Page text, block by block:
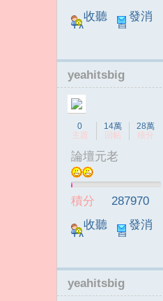
收聽
TA
發消
息
yeahitsbig
0
主題
14萬
回帖
28萬
積分
論壇元老
積分
287970
收聽
TA
發消
息
yeahitsbig